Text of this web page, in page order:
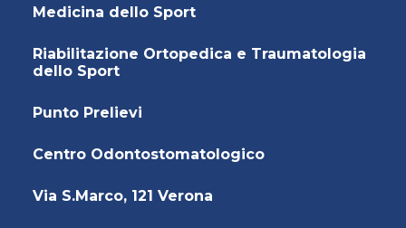
Medicina dello Sport
Riabilitazione Ortopedica e Traumatologia
dello Sport
Punto Prelievi
Centro Odontostomatologico
Via S.Marco, 121 Verona